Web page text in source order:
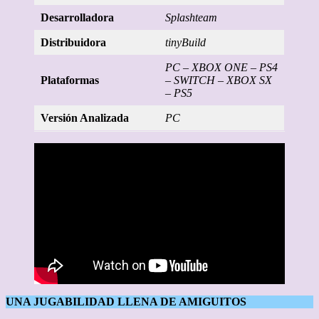
Desarrolladora Splashteam
Distribuidora tinyBuild
Plataformas
PC – XBOX ONE – PS4
– SWITCH – XBOX SX
– PS5
Versión Analizada PC
UNA JUGABILIDAD LLENA DE AMIGUITOS